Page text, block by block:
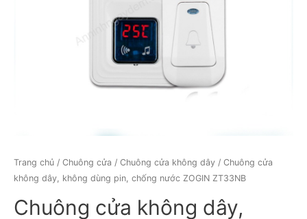
Trang chủ / Chuông cửa / Chuông cửa không dây / Chuông cửa
không dây, không dùng pin, chống nước ZOGIN ZT33NB
Chuông cửa không dây,